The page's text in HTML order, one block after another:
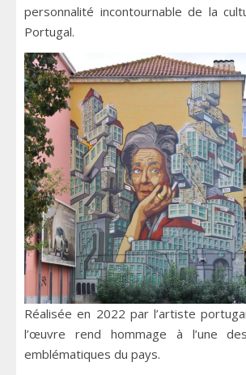
personnalité incontournable de la
Portugal.
Réalisée en 2022 par l’artiste
l’œuvre rend hommage à l’une
emblématiques du pays.